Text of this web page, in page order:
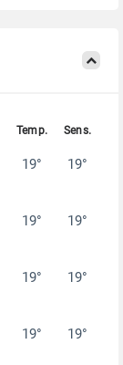
19° 19°
19° 19°
19° 19°
19° 19°